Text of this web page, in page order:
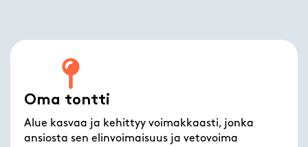
Oma tontti
Alue kasvaa ja kehittyy voimakkaasti, jonka
ansiosta sen elinvoimaisuus ja vetovoima